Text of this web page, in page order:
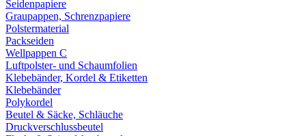
Seidenpapiere
Graupappen, Schrenzpapiere
Polstermaterial
Packseiden
Wellpappen C
Luftpolster- und Schaumfolien
Klebebänder, Kordel & Etiketten
Klebebänder
Polykordel
Beutel & Säcke, Schläuche
Druckverschlussbeutel